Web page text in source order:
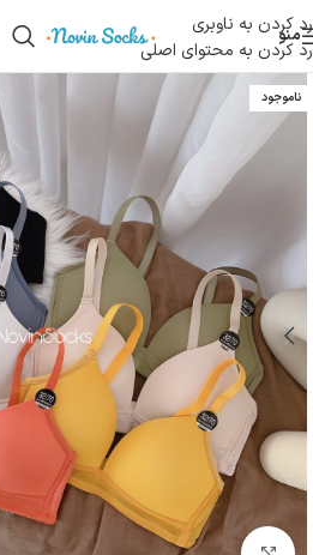
رد کردن به ناوبری
رد کردن به محتوای اصلی
منو
ناموجود